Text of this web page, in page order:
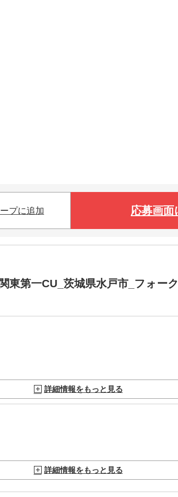
プに追加 応募画面
第一CU_茨城県水戸市_フォー
詳細情報をもっと見る
詳細情報をもっと見る